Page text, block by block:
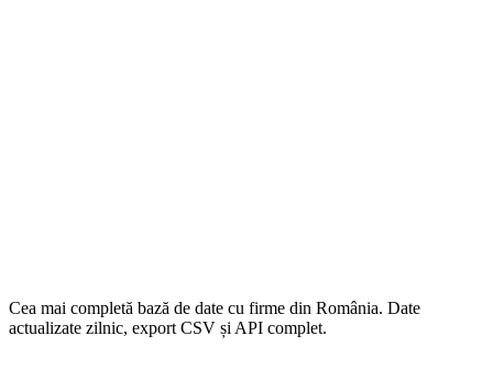
Cea mai completă bază de date cu firme din România. Date
actualizate zilnic, export CSV și API complet.